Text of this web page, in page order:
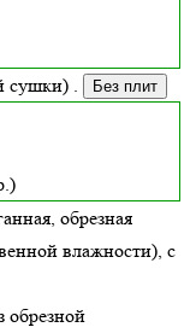
сушки) . Без плит
обрезная
влажности), с
обрезной